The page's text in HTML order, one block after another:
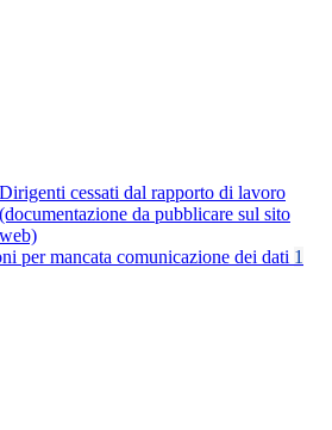
Dirigenti cessati dal rapporto di lavoro
(documentazione da pubblicare sul sito
web)
per mancata comunicazione dei dati 1